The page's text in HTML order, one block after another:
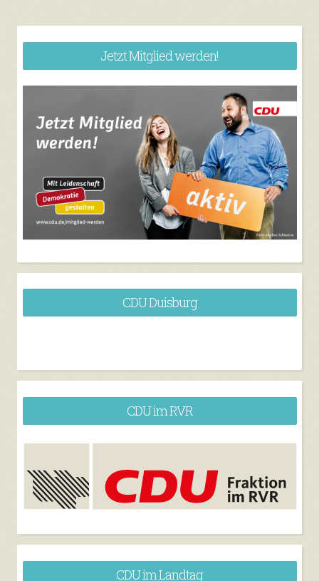
Jetzt Mitglied werden!
CDU Duisburg
CDU im RVR
CDU im Landtag